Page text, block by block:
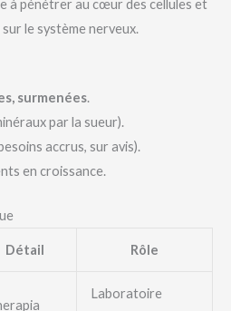
à pénétrer au cœur des cellules et
le système nerveux.
surmenées.
par la sueur).
accrus, sur avis).
en croissance.
Détail Rôle
Laboratoire